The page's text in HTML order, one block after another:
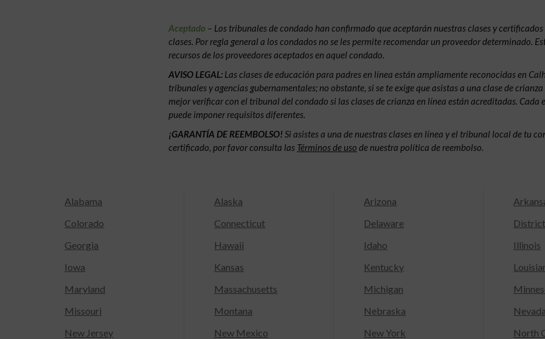
Aceptado – Los tribunales de condado han confirmado que aceptarán nuestras clases y
clases. Por regla general a los condados no se les permite recomendar un proveedor determinado.
recursos de los proveedores aceptados en aquel condado.
AVISO LEGAL: Las clases de educación para padres en línea están ampliamente reconocidas en
tribunales y agencias gubernamentales; no obstante, si se te exige que asistas a una clase de
mejor verificar con el tribunal del condado si las clases de crianza en línea están acreditadas. Cada
puede imponer requisitos diferentes.
¡GARANTÍA DE REEMBOLSO! Si asistes a una de nuestras clases en línea y el tribunal local de tu
certificado, por favor consulta las Términos de uso de nuestra política de reembolso.
Alabama Alaska Arizona
Colorado
Connecticut Delaware
Georgia
Hawaii Idaho Illinois
Iowa
Kansas Kentucky
Maryland
Massachusetts Michigan
Missouri
Montana Nebraska Nevada
New Jersey
New Mexico New York North